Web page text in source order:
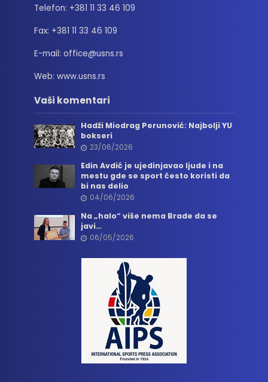
Telefon: +381 11 33 46 109
Fax: +381 11 33 46 109
E-mail: office@usns.rs
Web: www.usns.rs
Vaši komentari
Hadži Miodrag Perunović: Najbolji YU
bokseri
23/06/2026
Edin Avdić je ujedinjavao ljude i na
mestu gde se sport često koristi da
bi nas delio
04/06/2026
Na „halo“ više nema Brade da se
javi…
06/05/2026